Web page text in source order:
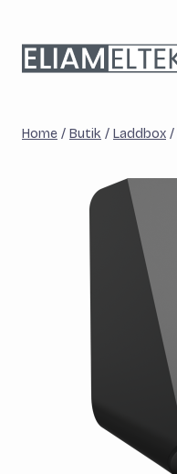
content
Home / Butik / Laddbox /